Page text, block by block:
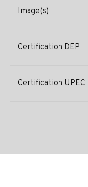
Image(s)
Certification DEP
Certification UPEC